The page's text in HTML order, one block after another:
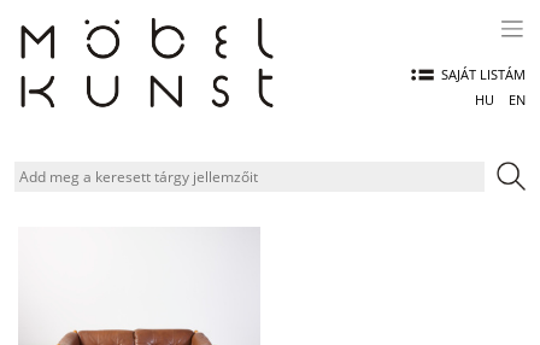
content
SAJÁT LISTÁM
HU
EN